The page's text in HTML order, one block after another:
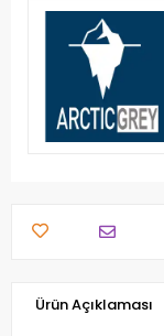
Ürün Açıklaması